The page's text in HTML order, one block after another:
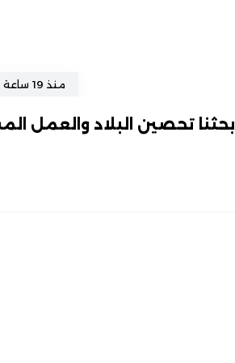
منذ 19 ساعة
بحثنا تحصين البلاد والعمل